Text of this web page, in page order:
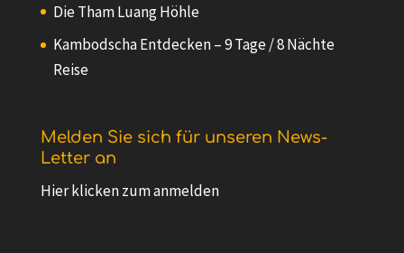
Die Tham Luang Höhle
Kambodscha Entdecken – 9 Tage / 8 Nächte
Reise
Melden Sie sich für unseren News-
Letter an
Hier klicken zum anmelden